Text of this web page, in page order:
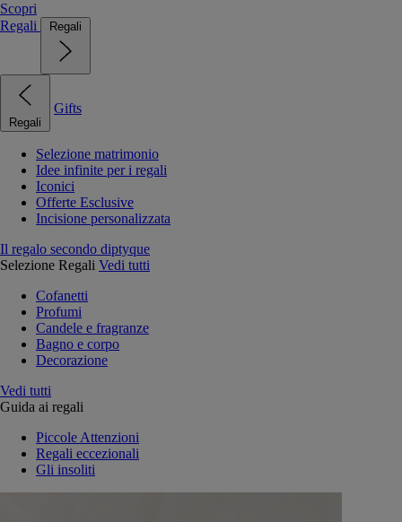
Scopri
Regali
Regali
Regali
Gifts
Selezione matrimonio
Idee infinite per i regali
Iconici
Offerte Esclusive
Incisione personalizzata
Il regalo secondo diptyque
Selezione Regali Vedi tutti
Cofanetti
Profumi
Candele e fragranze
Bagno e corpo
Decorazione
Vedi tutti
Guida ai regali
Piccole Attenzioni
Regali eccezionali
Gli insoliti